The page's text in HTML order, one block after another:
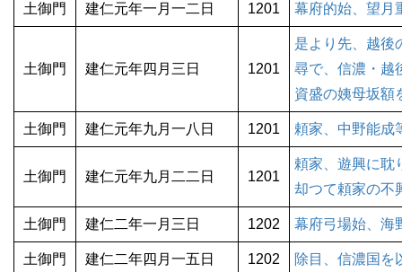
土御門 建仁元年一月一二日 1201 幕府的始、望月
土御門 建仁元年四月三日 1201
是より先、越後
尋で、信濃・越
資盛の姨母坂
土御門 建仁元年九月一八日 1201 頼家、中野能成
土御門 建仁元年九月二二日 1201
頼家、遊興に耽
却つて頼家の不
土御門 建仁二年一月三日 1202 幕府弓場始、海
土御門 建仁二年四月一五日 1202 除目、信濃国を